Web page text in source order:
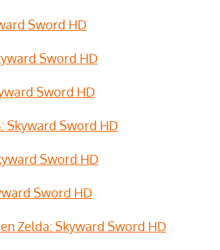
Sword HD
Sword HD
Sword HD
Skyward Sword HD
Sword HD
Sword HD
Zelda: Skyward Sword HD